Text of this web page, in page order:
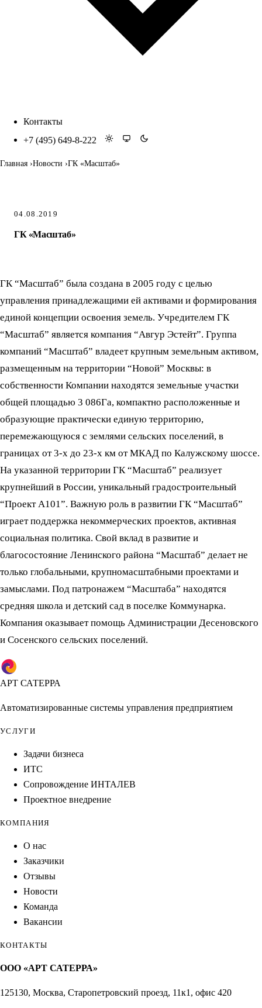
Контакты
+7 (495) 649-8-222
Главная Новости ГК «Масштаб»
04.08.2019
ГК «Масштаб»
ГК “Масштаб” была создана в 2005 году с целью
управления принадлежащими ей активами и формирования
единой концепции освоения земель. Учредителем ГК
“Масштаб” является компания “Авгур Эстейт”. Группа
компаний “Масштаб” владеет крупным земельным активом,
размещенным на территории “Новой” Москвы: в
собственности Компании находятся земельные участки
общей площадью 3 086Га, компактно расположенные и
образующие практически единую территорию,
перемежающуюся с землями сельских поселений, в
границах от 3-х до 23-х км от МКАД по Калужскому шоссе.
На указанной территории ГК “Масштаб” реализует
крупнейший в России, уникальный градостроительный
“Проект А101”. Важную роль в развитии ГК “Масштаб”
играет поддержка некоммерческих проектов, активная
социальная политика. Свой вклад в развитие и
благосостояние Ленинского района “Масштаб” делает не
только глобальными, крупномасштабными проектами и
замыслами. Под патронажем “Масштаба” находятся
средняя школа и детский сад в поселке Коммунарка.
Компания оказывает помощь Администрации Десеновского
и Сосенского сельских поселений.
АРТ САТЕРРА
Автоматизированные системы управления предприятием
УСЛУГИ
Задачи бизнеса
ИТС
Сопровождение ИНТАЛЕВ
Проектное внедрение
КОМПАНИЯ
О нас
Заказчики
Отзывы
Новости
Команда
Вакансии
КОНТАКТЫ
ООО «АРТ САТЕРРА»
125130, Москва, Старопетровский проезд, 11к1, офис 420